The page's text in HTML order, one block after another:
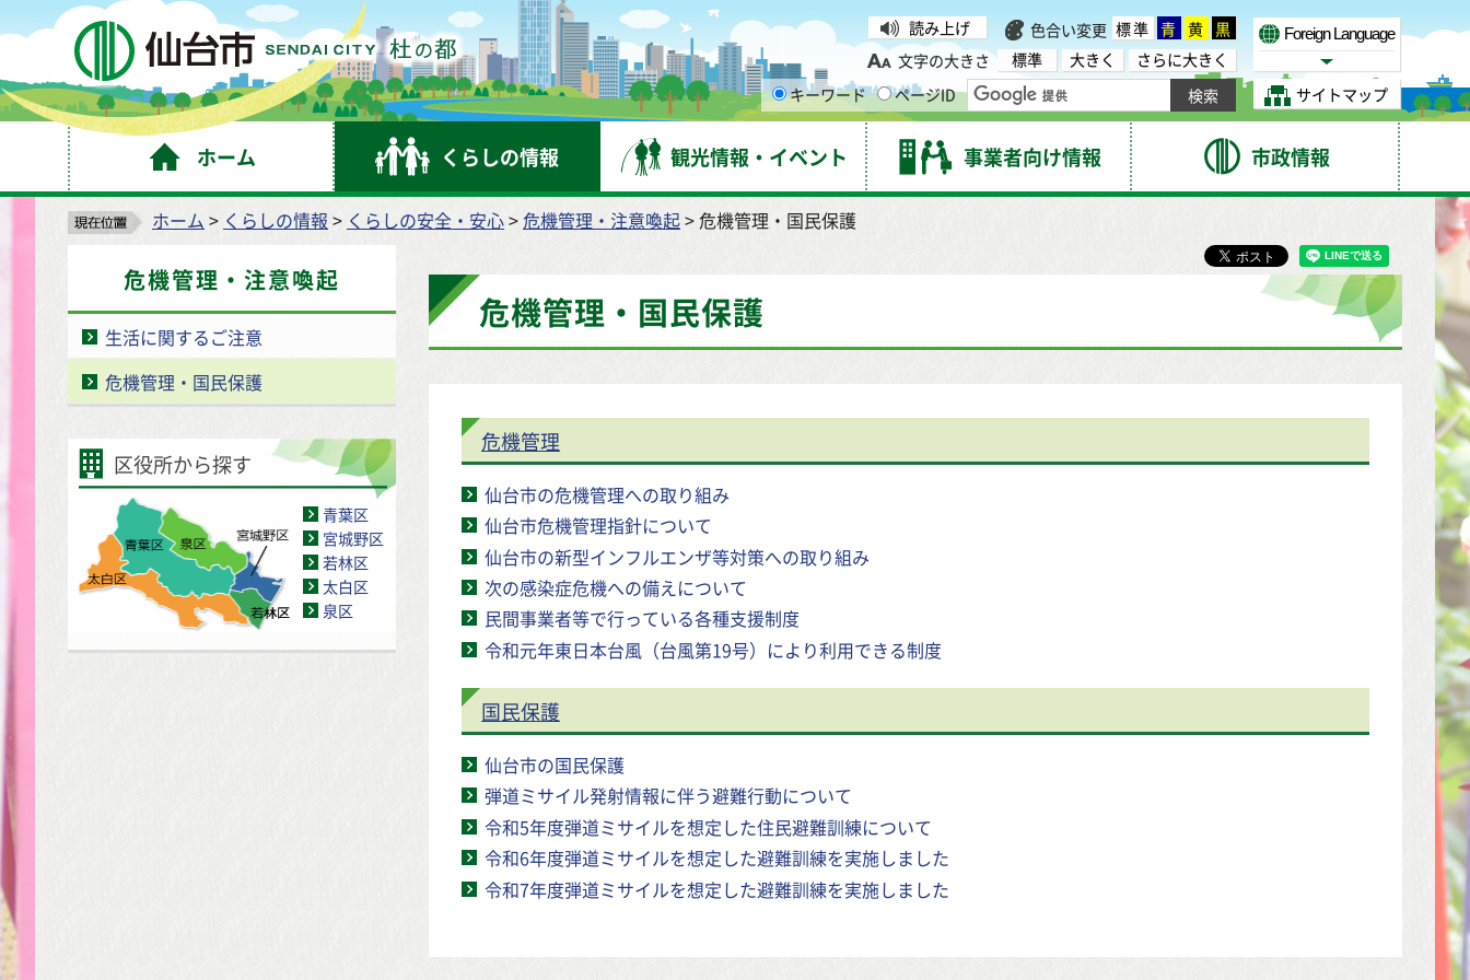
仙台市 読み上げ 色合い変更 標準 青 黄 黒
文字の大きさ
標準 大きく
さらに大きく
キーワード
ページID
Foreign Language
Select Language
サイトマップ
ホーム くらしの情報 観光情報・イベント 事業者向け情報 市政情報
ホーム > くらしの情報 > くらしの安全・安心>危機管理・注意喚起> 危機管理・国民保護
危機管理・注意喚起
生活に関するご注意
危機管理・国民保護
区役所から探す
青葉区
宮城野区
若林区
太白区
泉区
危機管理・国民保護
危機管理
仙台市の危機管理への取り組み
仙台市危機管理指針について
仙台市の新型インフルエンザ等対策への取り組み
次の感染症危機への備えについて
民間事業者等で行っている各種支援制度
令和元年東日本台風（台風第19号）により利用できる制度
国民保護
仙台市の国民保護
弾道ミサイル発射情報に伴う避難行動について
令和5年度弾道ミサイルを想定した住民避難訓練について
令和6年度弾道ミサイルを想定した避難訓練を実施しました
令和7年度弾道ミサイルを想定した避難訓練を実施しました